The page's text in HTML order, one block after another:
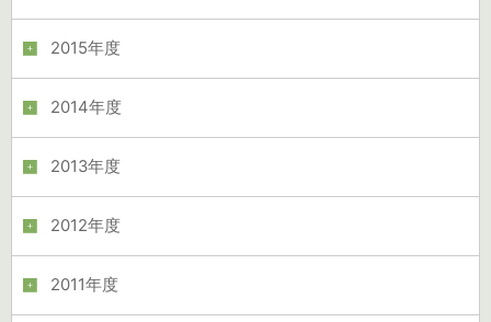
2015年度
2014年度
2013年度
2012年度
2011年度